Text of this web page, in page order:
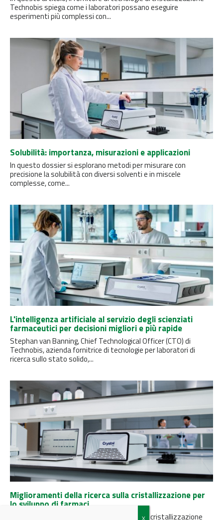
Technobis spiega come i laboratori possano eseguire
esperimenti più complessi con...
Solubilità: importanza, misurazioni e applicazioni
In questo dossier si esplorano metodi per misurare con
precisione la solubilità con diversi solventi e in miscele
complesse, come...
L'intelligenza artificiale al servizio degli scienziati
farmaceutici per decisioni migliori e più rapide
Stephan van Banning, Chief Technological Officer (CTO) di
Technobis, azienda fornitrice di tecnologie per laboratori di
ricerca sullo stato solido,...
Miglioramenti della ricerca sulla cristallizzazione per
lo sviluppo di farmaci
In questo articolo il fornitore di tecnologie di cristallizzazione